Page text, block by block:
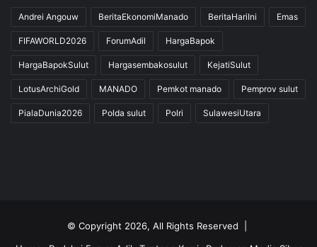
Andrei Angouw BeritaEkonomiManado BeritaHariIni Emas
FIFAWORLD2026 ForumAdil HargaBapok
HargaBapokSulut Hargasembakosulut KejatiSulut
LotusArchiGold MANADO Pemkot manado Pemprov sulut
PialaDunia2026 Polda sulut Polri SulawesiUtara
© Copyright 2026, All Rights Reserved |